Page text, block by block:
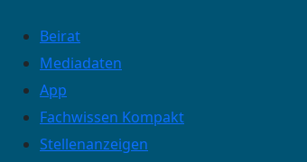
Beirat
Mediadaten
App
Fachwissen Kompakt
Stellenanzeigen